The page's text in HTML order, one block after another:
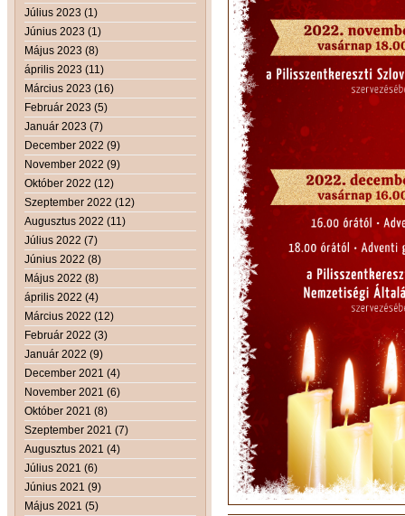
Július 2023 (1)
Június 2023 (1)
Május 2023 (8)
április 2023 (11)
Március 2023 (16)
Február 2023 (5)
Január 2023 (7)
December 2022 (9)
November 2022 (9)
Október 2022 (12)
Szeptember 2022 (12)
Augusztus 2022 (11)
Július 2022 (7)
Június 2022 (8)
Május 2022 (8)
április 2022 (4)
Március 2022 (12)
Február 2022 (3)
Január 2022 (9)
December 2021 (4)
November 2021 (6)
Október 2021 (8)
Szeptember 2021 (7)
Augusztus 2021 (4)
Július 2021 (6)
Június 2021 (9)
Május 2021 (5)